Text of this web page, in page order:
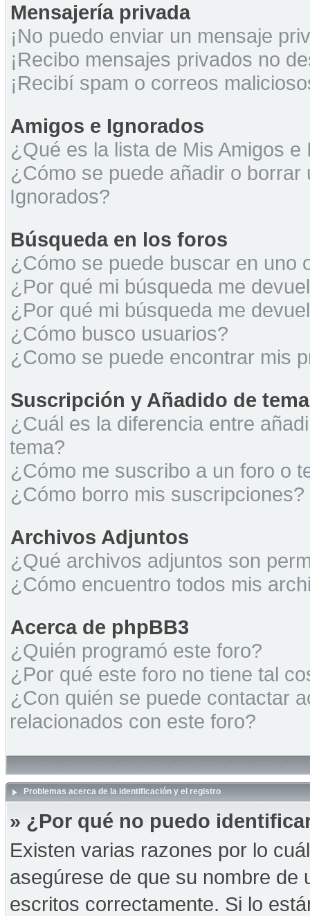
Mensajería privada
¡No puedo enviar un mensaje
¡Recibo mensajes privados no
¡Recibí spam o correos
Amigos e Ignorados
¿Qué es la lista de Mis Amigos e
¿Cómo se puede añadir o
Ignorados?
Búsqueda en los foros
¿Cómo se puede buscar en uno
¿Por qué mi búsqueda me
¿Por qué mi búsqueda me
¿Cómo busco usuarios?
¿Como se puede encontrar mis
Suscripción y Añadido de
¿Cuál es la diferencia entre
tema?
¿Cómo me suscribo a un foro o
¿Cómo borro mis suscripciones?
Archivos Adjuntos
¿Qué archivos adjuntos son
¿Cómo encuentro todos mis
Acerca de phpBB3
¿Quién programó este foro?
¿Por qué este foro no tiene tal
¿Con quién se puede contactar
relacionados con este foro?
Problemas acerca de la identificación y el registro
» ¿Por qué no puedo
Existen varias razones por lo
asegúrese de que su nombre
escritos correctamente. Si lo